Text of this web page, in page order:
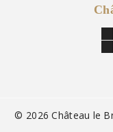
© 2026 Château le